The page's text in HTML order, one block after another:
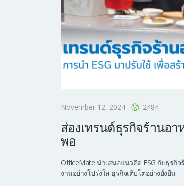
November 12, 2024 2484
ส่องเทรนด์ธุรกิจร้านอ
พอ
OfficeMate นำเสนอแนวคิด ESG กับธุรกิ
งานอย่างโปร่งใส ธุรกิจเติบโตอย่างยั่งยืน